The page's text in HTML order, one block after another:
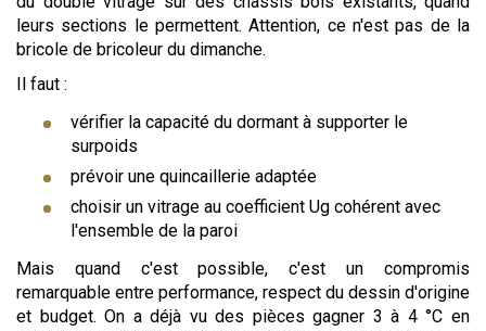
leurs sections le permettent. Attention, ce n'est pas de la
bricole de bricoleur du dimanche.
Il faut :
vérifier la capacité du dormant à supporter le
surpoids
prévoir une quincaillerie adaptée
choisir un vitrage au coefficient Ug cohérent avec
l'ensemble de la paroi
Mais quand c'est possible, c'est un compromis
remarquable entre performance, respect du dessin d'origine
et budget. On a déjà vu des pièces gagner 3 à 4 °C en